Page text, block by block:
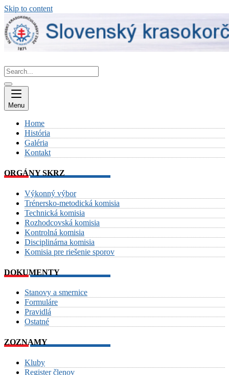
Skip to content
Menu
Home
História
Galéria
Kontakt
ORGÁNY SKRZ
Výkonný výbor
Trénersko-metodická komisia
Technická komisia
Rozhodcovská komisia
Kontrolná komisia
Disciplinárna komisia
Komisia pre riešenie sporov
DOKUMENTY
Stanovy a smernice
Formuláre
Pravidlá
Ostatné
ZOZNAMY
Kluby
Register členov